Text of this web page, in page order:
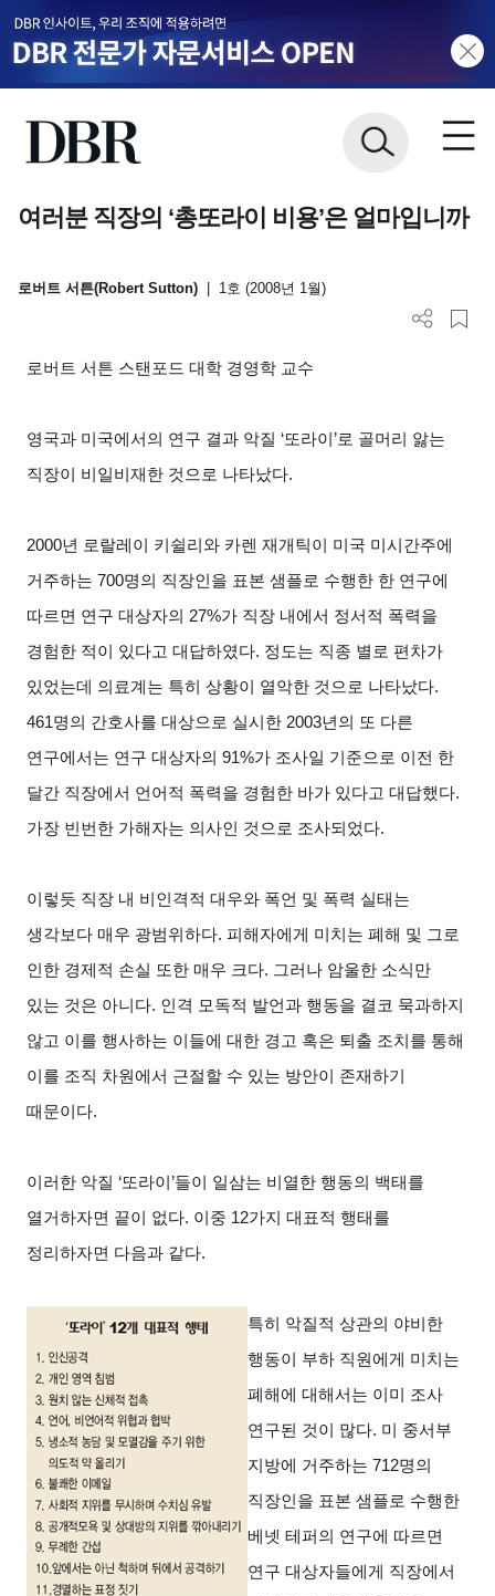
여러분 직장의 ‘총또라이 비용’은 얼마입니까
로버트 서튼(Robert Sutton) 1호 (2008년 1월)
로버트 서튼 스탠포드 대학 경영학 교수
영국과 미국에서의 연구 결과 악질 ‘또라이’로 골머리 앓는
직장이 비일비재한 것으로 나타났다.
2000년 로랄레이 키쉴리와 카렌 재개틱이 미국 미시간주에
거주하는 700명의 직장인을 표본 샘플로 수행한 한 연구에
따르면 연구 대상자의 27%가 직장 내에서 정서적 폭력을
경험한 적이 있다고 대답하였다. 정도는 직종 별로 편차가
있었는데 의료계는 특히 상황이 열악한 것으로 나타났다.
461명의 간호사를 대상으로 실시한 2003년의 또 다른
연구에서는 연구 대상자의 91%가 조사일 기준으로 이전 한
달간 직장에서 언어적 폭력을 경험한 바가 있다고 대답했다.
가장 빈번한 가해자는 의사인 것으로 조사되었다.
이렇듯 직장 내 비인격적 대우와 폭언 및 폭력 실태는
생각보다 매우 광범위하다. 피해자에게 미치는 폐해 및 그로
인한 경제적 손실 또한 매우 크다. 그러나 암울한 소식만
있는 것은 아니다. 인격 모독적 발언과 행동을 결코 묵과하지
않고 이를 행사하는 이들에 대한 경고 혹은 퇴출 조치를 통해
이를 조직 차원에서 근절할 수 있는 방안이 존재하기
때문이다.
이러한 악질 ‘또라이’들이 일삼는 비열한 행동의 백태를
열거하자면 끝이 없다. 이중 12가지 대표적 행태를
정리하자면 다음과 같다.
특히 악질적 상관의 야비한
행동이 부하 직원에게 미치는
폐해에 대해서는 이미 조사
연구된 것이 많다. 미 중서부
지방에 거주하는 712명의
직장인을 표본 샘플로 수행한
베넷 테퍼의 연구에 따르면
연구 대상자들에게 직장에서